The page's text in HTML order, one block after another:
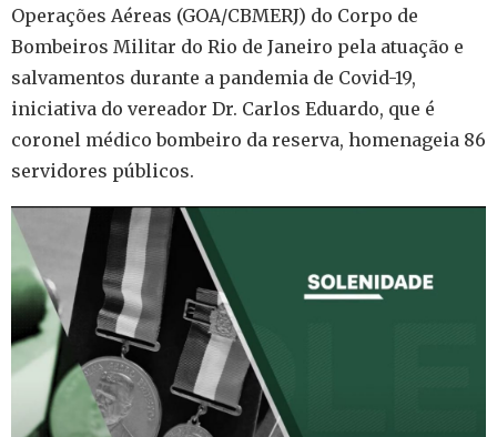
Operações Aéreas (GOA/CBMERJ) do Corpo de
Bombeiros Militar do Rio de Janeiro pela atuação e
salvamentos durante a pandemia de Covid-19,
iniciativa do vereador Dr. Carlos Eduardo, que é
coronel médico bombeiro da reserva, homenageia 86
servidores públicos.